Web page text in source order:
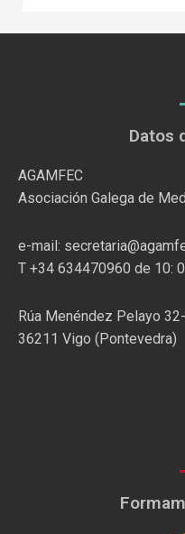
Datos
AGAMFEC
Asociación Galega de
e-mail:
T +34 634470960 de 10:
Rúa Menéndez Pelayo
36211 Vigo (Pontevedra)